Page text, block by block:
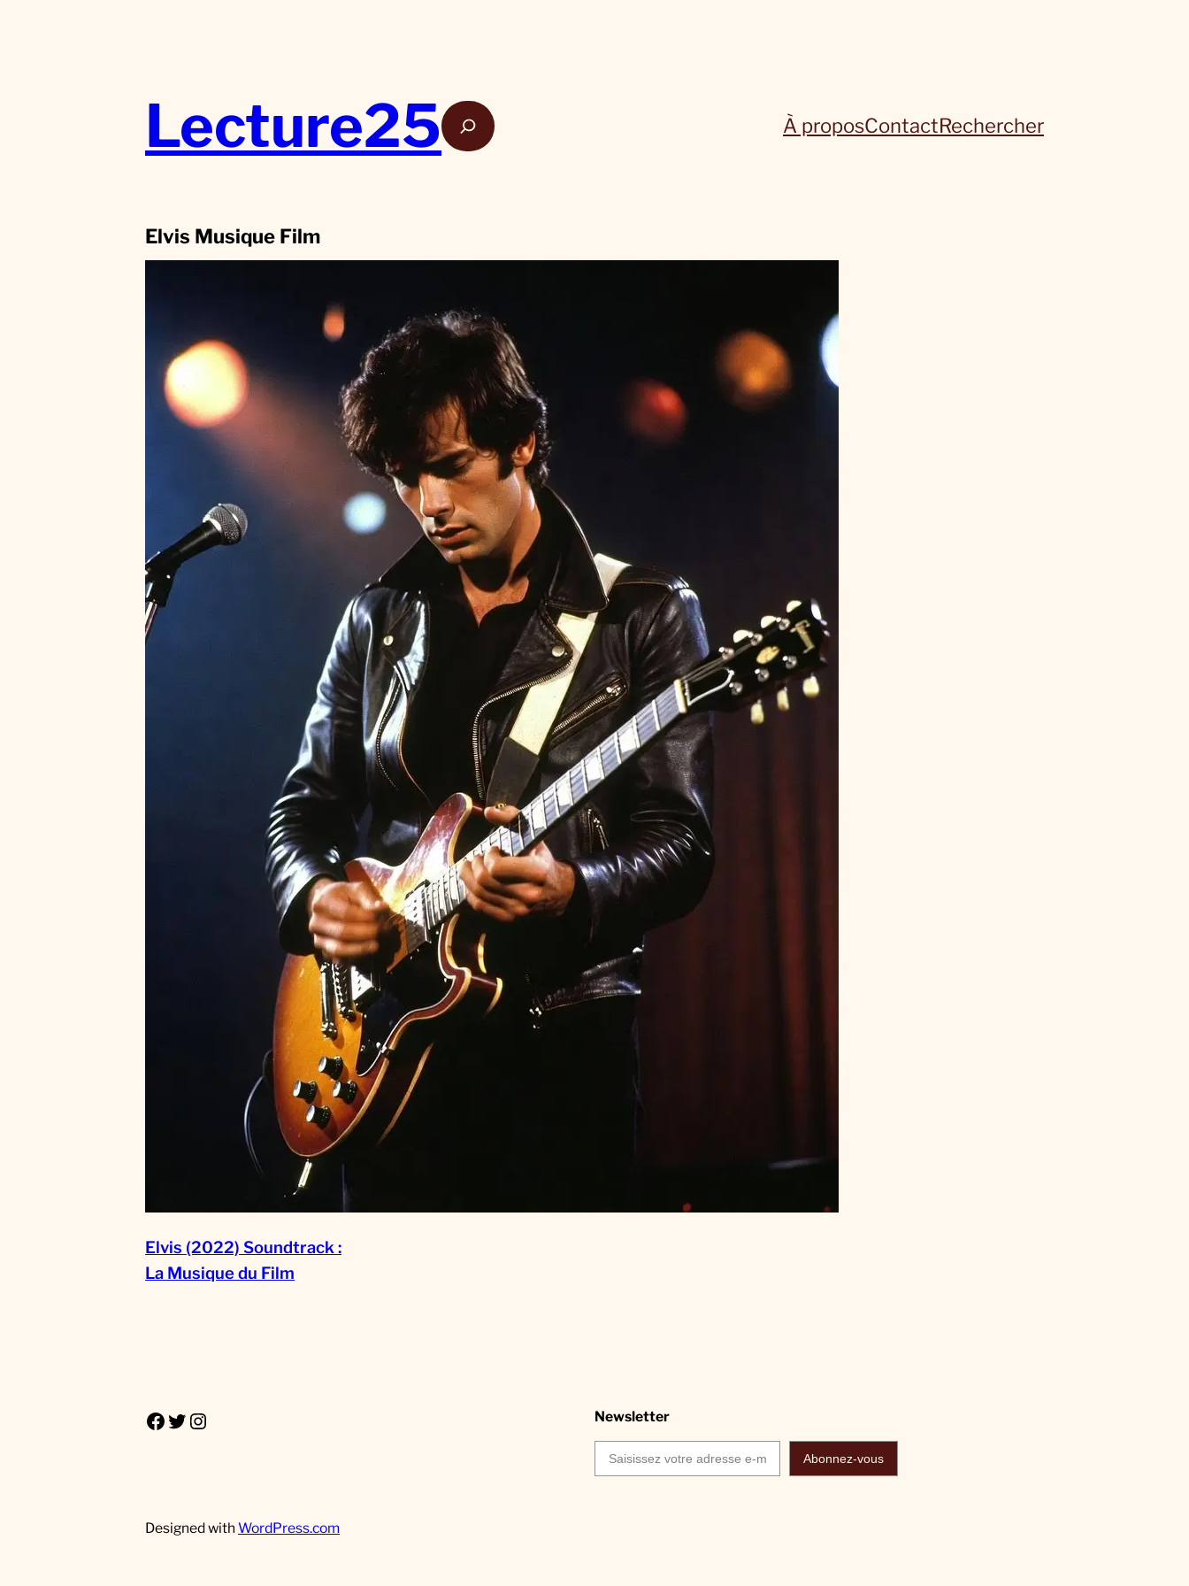
Lecture25Rech
À proposContactRechercher
Elvis Musique Film
Elvis (2022) Soundtrack :
La Musique du Film
Facebook Twitter Instagram Newsletter
Saisissez votre adresse e-mail…
Abonnez-vous
Designed with WordPress.com